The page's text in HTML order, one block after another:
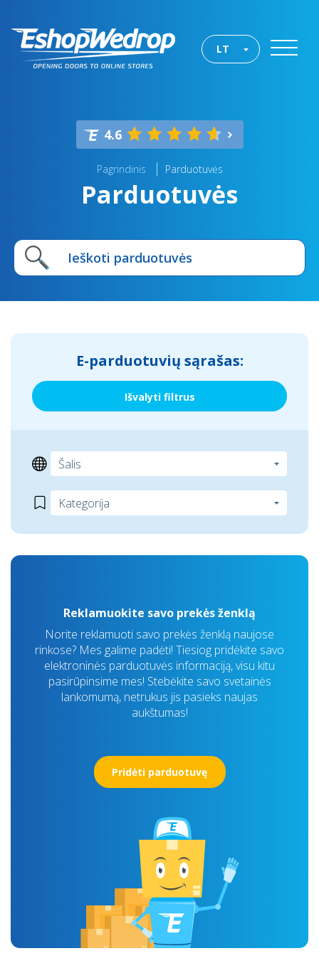
LT
4.6
Pagrindinis Parduotuvės
Parduotuvės
E-parduotuvių sąrašas:
Išvalyti filtrus
Reklamuokite savo prekės ženklą
Norite reklamuoti savo prekės ženklą naujose
rinkose? Mes galime padėti! Tiesiog pridėkite savo
elektroninės parduotuvės informaciją, visu kitu
pasirūpinsime mes! Stebėkite savo svetainės
lankomumą, netrukus jis pasieks naujas
aukštumas!
Pridėti parduotuvę